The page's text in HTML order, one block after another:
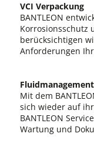
VCI Verpackung
BANTLEON
Korrosionsschutz
berücksichtigen
Anforderungen
Fluidmanagement
Mit dem
sich wieder auf
BANTLEON
Wartung und